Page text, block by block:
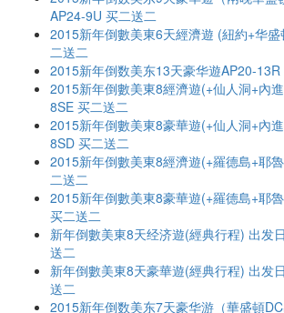
AP24-9U 买二送二
2015新年倒數美東6天經濟遊 (紐約+华
二送二
2015新年倒数美东13天豪华遊AP20-
2015新年倒數美東8經濟遊(+仙人洞+內
8SE 买二送二
2015新年倒數美東8豪華遊(+仙人洞+內
8SD 买二送二
2015新年倒數美東8經濟遊(+羅德島+耶
二送二
2015新年倒數美東8豪華遊(+羅德島+耶
买二送二
新年倒數美東8天经济遊(經典行程) 出发
送二
新年倒數美東8天豪華遊(經典行程) 出发
送二
2015新年倒数美东7天豪华游（華盛頓